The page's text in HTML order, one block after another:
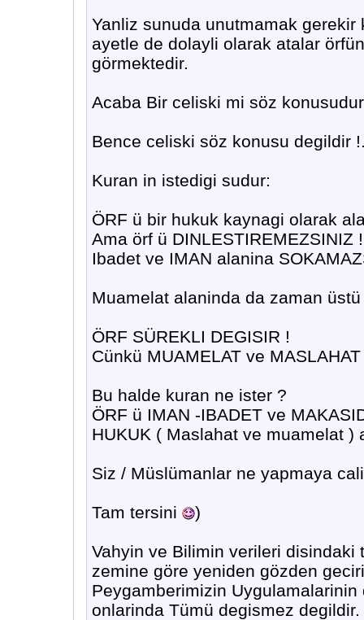
Yanliz sunuda unutmamak
ayetle de dolayli olarak atalar
görmektedir.
Acaba Bir celiski mi söz
Bence celiski söz konusu degildir
Kuran in istedigi sudur:
ÖRF ü bir hukuk kaynagi olarak
Ama örf ü DINLESTIREMEZSINIZ !
Ibadet ve IMAN alanina
Muamelat alaninda da zaman
ÖRF SÜREKLI DEGISIR !
Cünkü MUAMELAT ve
Bu halde kuran ne ister ?
ÖRF ü IMAN -IBADET ve
HUKUK ( Maslahat ve muamelat
Siz / Müslümanlar ne yapmaya
Tam tersini )
Vahyin ve Bilimin verileri
zemine göre yeniden gözden
Peygamberimizin
onlarinda Tümü degismez degildir.